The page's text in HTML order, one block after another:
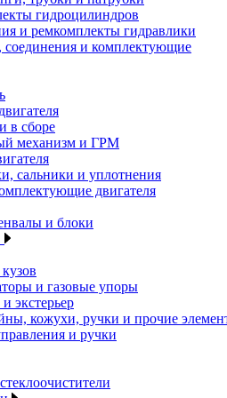
гидроцилиндров
и ремкомплекты гидравлики
и комплектующие
в сборе
механизм и ГРМ
сальники и уплотнения
двигателя
и блоки
и газовые упоры
экстерьер
кожухи, ручки и прочие
и ручки